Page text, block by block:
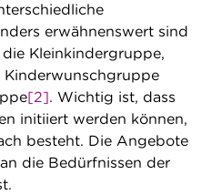
erwähnenswert sind
Kleinkindergruppe,
[2]. Wichtig ist, dass
initiiert werden können,
besteht. Die Angebote
die Bedürfnissen der